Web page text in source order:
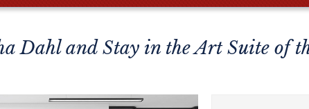
Dahl and Stay in the Art Suite of